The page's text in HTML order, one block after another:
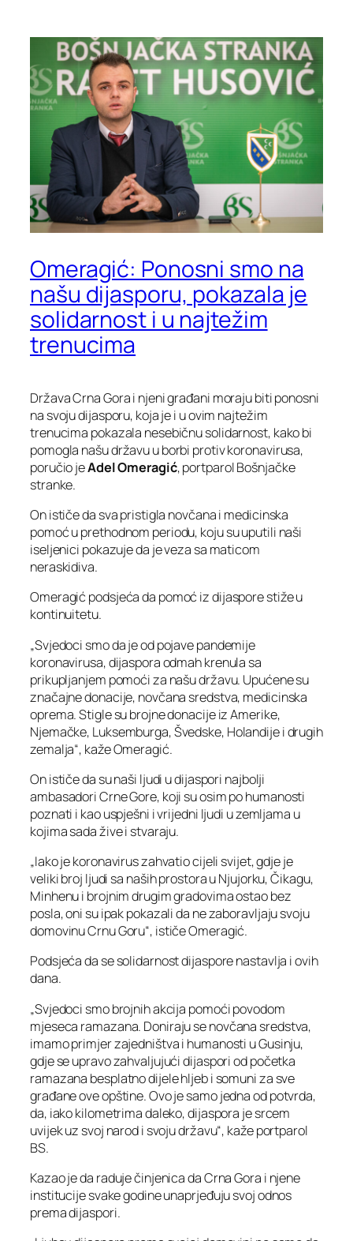
Omeragić: Ponosni smo na
našu dijasporu, pokazala je
solidarnost i u najtežim
trenucima
Država Crna Gora i njeni građani moraju biti ponosni
na svoju dijasporu, koja je i u ovim najtežim
trenucima pokazala nesebičnu solidarnost, kako bi
pomogla našu državu u borbi protiv koronavirusa,
poručio jeAdel Omeragić, portparol Bošnjačke
stranke.
On ističe da sva pristigla novčana i medicinska
pomoć u prethodnom periodu, koju su uputili naši
iseljenici pokazuje da je veza sa maticom
neraskidiva.
Omeragić podsjeća da pomoć iz dijaspore stiže u
kontinuitetu.
„Svjedoci smo da je od pojave pandemije
koronavirusa, dijaspora odmah krenula sa
prikupljanjem pomoći za našu državu. Upućene su
značajne donacije, novčana sredstva, medicinska
oprema. Stigle su brojne donacije iz Amerike,
Njemačke, Luksemburga, Švedske, Holandije i drugih
zemalja“, kaže Omeragić.
On ističe da su naši ljudi u dijaspori najbolji
ambasadori Crne Gore, koji su osim po humanosti
poznati i kao uspješni i vrijedni ljudi u zemljama u
kojima sada žive i stvaraju.
„Iako je koronavirus zahvatio cijeli svijet, gdje je
veliki broj ljudi sa naših prostora u Njujorku, Čikagu,
Minhenu i brojnim drugim gradovima ostao bez
posla, oni su ipak pokazali da ne zaboravljaju svoju
domovinu Crnu Goru“, ističe Omeragić.
Podsjeća da se solidarnost dijaspore nastavlja i ovih
dana.
„Svjedoci smo brojnih akcija pomoći povodom
mjeseca ramazana. Doniraju se novčana sredstva,
imamo primjer zajedništva i humanosti u Gusinju,
gdje se upravo zahvaljujući dijaspori od početka
ramazana besplatno dijele hljeb i somuni za sve
građane ove opštine. Ovo je samo jedna od potvrda,
da, iako kilometrima daleko, dijaspora je srcem
uvijek uz svoj narod i svoju državu“, kaže portparol
BS.
Kazao je da raduje činjenica da Crna Gora i njene
institucije svake godine unaprjeđuju svoj odnos
prema dijaspori.